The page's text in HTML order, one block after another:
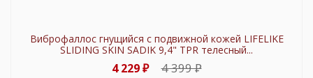
Виброфаллос гнущийся с подвижной кожей LIFELIKE
SLIDING SKIN SADIK 9,4" TPR телесный...
4 229 ₽ 4 399 ₽